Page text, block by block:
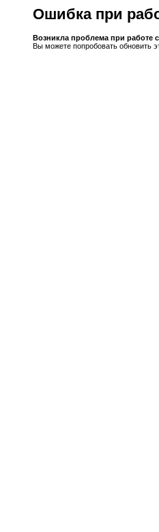
Ошибка при
Возникла проблема при работе
Вы можете попробовать обновить